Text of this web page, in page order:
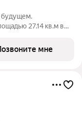
будущем.
27.14 кв.м в
мне